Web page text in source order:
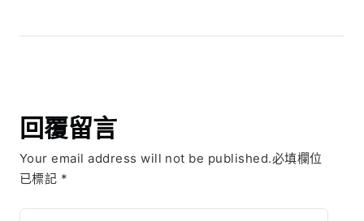
回覆留言
Your email address will not be published.必填欄位
已標記 *